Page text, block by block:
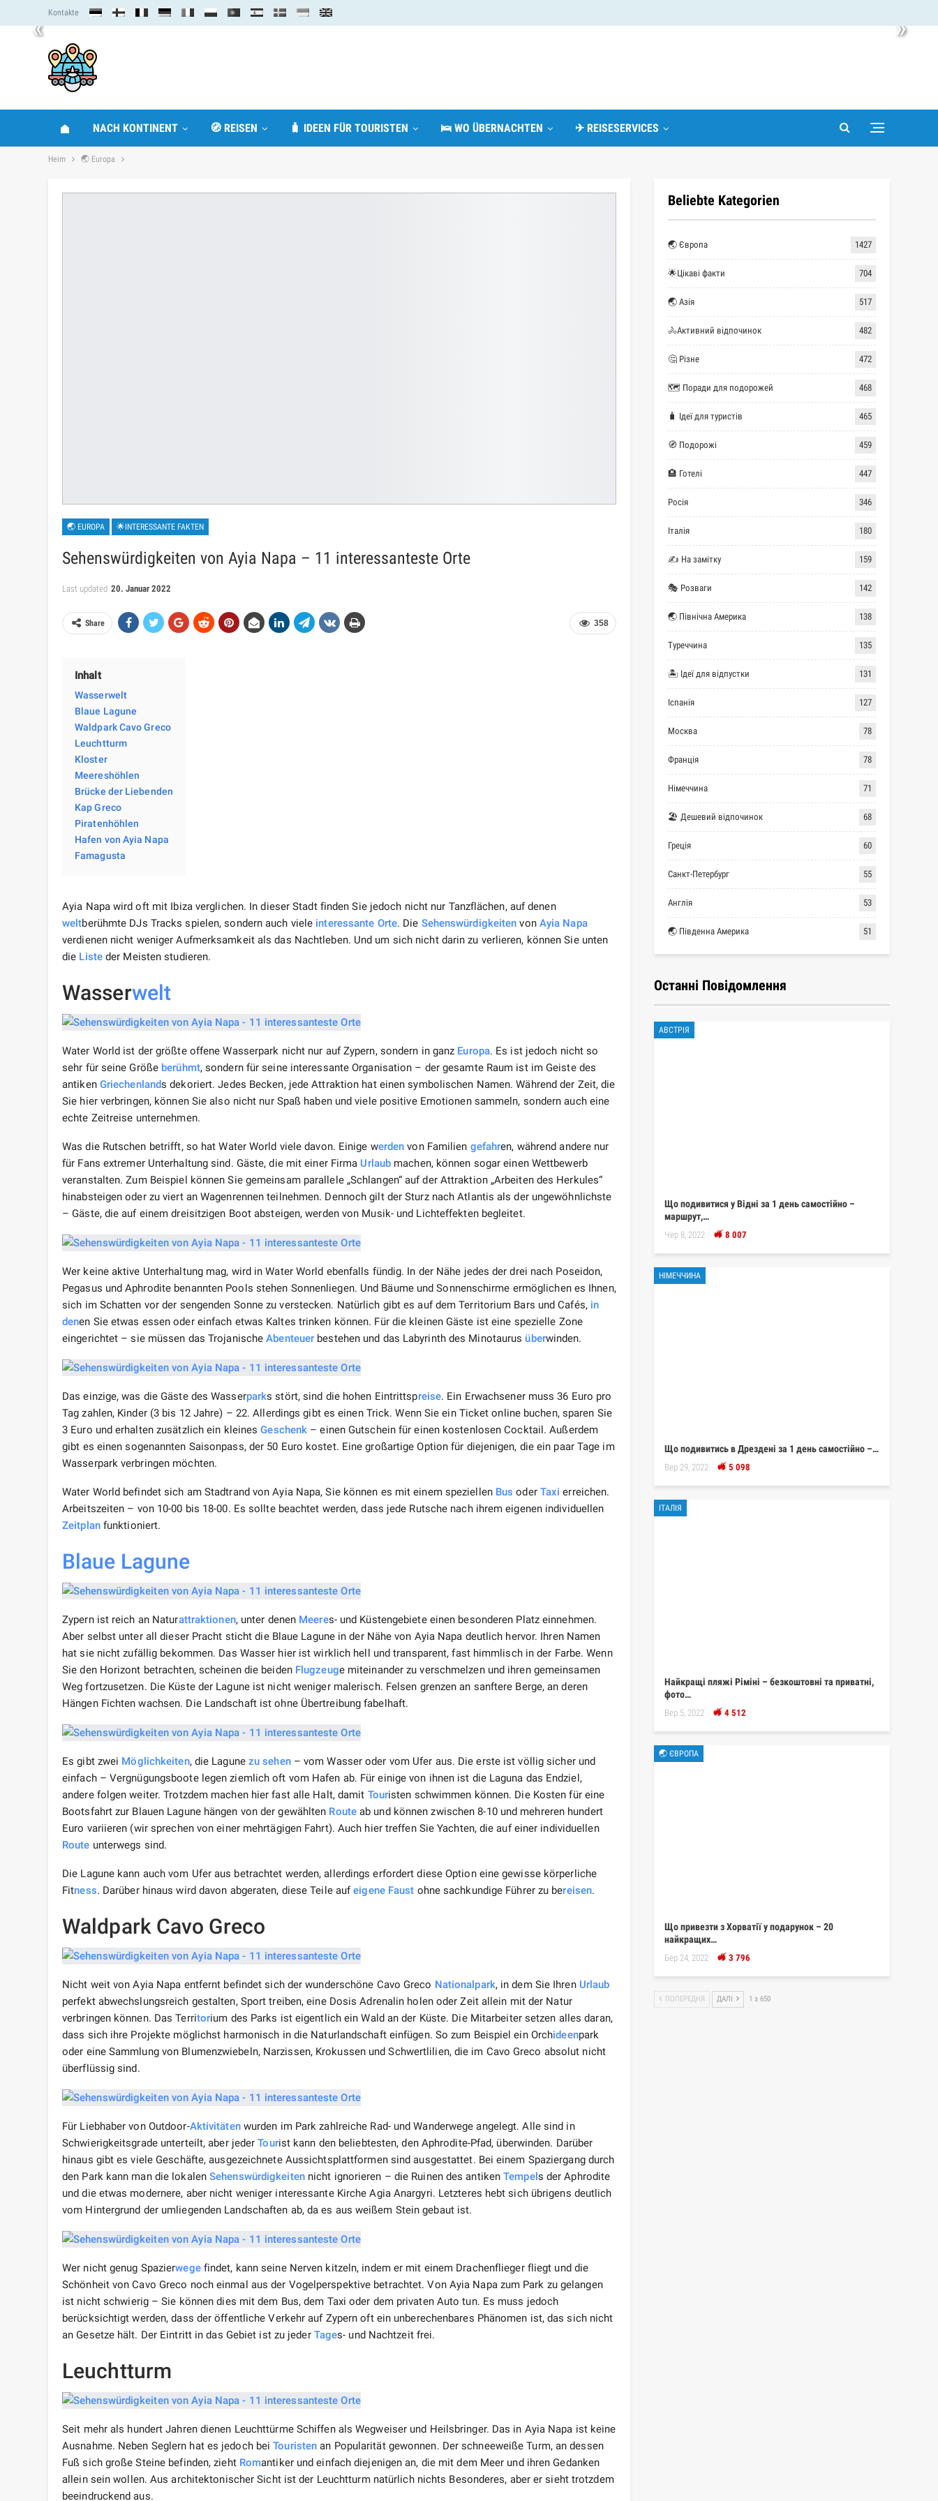
« »
Kontakte
NACH KONTINENT 🧭 REISEN 🧳 IDEEN FÜR TOURISTEN 🛌 WO ÜBERNACHTEN ✈ REISESERVICES
Heim 🌏 Europa
🌏 EUROPA 🌟INTERESSANTE FAKTEN
Sehenswürdigkeiten von Ayia Napa – 11 interessanteste Orte
Last updated 20. Januar 2022
358
Share
Inhalt
Wasserwelt
Blaue Lagune
Waldpark Cavo Greco
Leuchtturm
Kloster
Meereshöhlen
Brücke der Liebenden
Kap Greco
Piratenhöhlen
Hafen von Ayia Napa
Famagusta
Ayia Napa wird oft mit Ibiza verglichen. In dieser Stadt finden Sie jedoch nicht nur Tanzflächen, auf denen
weltberühmte DJs Tracks spielen, sondern auch viele interessante Orte. Die Sehenswürdigkeiten von Ayia Napa
verdienen nicht weniger Aufmerksamkeit als das Nachtleben. Und um sich nicht darin zu verlieren, können Sie unten
die Listeder Meisten studieren.
Wasserwelt
Water World ist der größte offene Wasserpark nicht nur auf Zypern, sondern in ganz Europa. Es ist jedoch nicht so
sehr für seine Größe berühmt, sondern für seine interessante Organisation – der gesamte Raum ist im Geiste des
antiken Griechenlands dekoriert. Jedes Becken, jede Attraktion hat einen symbolischen Namen. Während der Zeit, die
Sie hier verbringen, können Sie also nicht nur Spaß haben und viele positive Emotionen sammeln, sondern auch eine
echte Zeitreise unternehmen.
Was die Rutschen betrifft, so hat Water World viele davon. Einige werden von Familien gefahren, während andere nur
für Fans extremer Unterhaltung sind. Gäste, die mit einer Firma Urlaub machen, können sogar einen Wettbewerb
veranstalten. Zum Beispiel können Sie gemeinsam parallele „Schlangen“ auf der Attraktion „Arbeiten des Herkules“
hinabsteigen oder zu viert an Wagenrennen teilnehmen. Dennoch gilt der Sturz nach Atlantis als der ungewöhnlichste
– Gäste, die auf einem dreisitzigen Boot absteigen, werden von Musik- und Lichteffekten begleitet.
Wer keine aktive Unterhaltung mag, wird in Water World ebenfalls fündig. In der Nähe jedes der drei nach Poseidon,
Pegasus und Aphrodite benannten Pools stehen Sonnenliegen. Und Bäume und Sonnenschirme ermöglichen es Ihnen,
sich im Schatten vor der sengenden Sonne zu verstecken. Natürlich gibt es auf dem Territorium Bars und Cafés, in
denen Sie etwas essen oder einfach etwas Kaltes trinken können. Für die kleinen Gäste ist eine spezielle Zone
eingerichtet – sie müssen das TrojanischeAbenteuer bestehen und das Labyrinth des Minotaurusüberwinden.
Das einzige, was die Gäste des Wasserparks stört, sind die hohen Eintrittspreise. Ein Erwachsener muss 36 Euro pro
Tag zahlen, Kinder (3 bis 12 Jahre) – 22. Allerdings gibt es einen Trick. Wenn Sie ein Ticket online buchen, sparen Sie
3 Euro und erhalten zusätzlich ein kleinesGeschenk – einen Gutschein für einen kostenlosen Cocktail. Außerdem
gibt es einen sogenannten Saisonpass, der 50 Euro kostet. Eine großartige Option für diejenigen, die ein paar Tage im
Wasserpark verbringen möchten.
Water World befindet sich am Stadtrand von Ayia Napa, Sie können es mit einem speziellen Bus oder Taxi erreichen.
Arbeitszeiten – von 10-00 bis 18-00. Es sollte beachtet werden, dass jede Rutsche nach ihrem eigenen individuellen
Zeitplanfunktioniert.
Blaue Lagune
Zypern ist reich an Naturattraktionen, unter denen Meeres- und Küstengebiete einen besonderen Platz einnehmen.
Aber selbst unter all dieser Pracht sticht die Blaue Lagune in der Nähe von Ayia Napa deutlich hervor. Ihren Namen
hat sie nicht zufällig bekommen. Das Wasser hier ist wirklich hell und transparent, fast himmlisch in der Farbe. Wenn
Sie den Horizont betrachten, scheinen die beiden Flugzeuge miteinander zu verschmelzen und ihren gemeinsamen
Weg fortzusetzen. Die Küste der Lagune ist nicht weniger malerisch. Felsen grenzen an sanftere Berge, an deren
Hängen Fichten wachsen. Die Landschaft ist ohne Übertreibung fabelhaft.
Es gibt zwei Möglichkeiten, die Lagune zu sehen– vom Wasser oder vom Ufer aus. Die erste ist völlig sicher und
einfach – Vergnügungsboote legen ziemlich oft vom Hafen ab. Für einige von ihnen ist die Laguna das Endziel,
andere folgen weiter. Trotzdem machen hier fast alle Halt, damit Touristen schwimmen können. Die Kosten für eine
Bootsfahrt zur Blauen Lagune hängen von der gewählten Routeab und können zwischen 8-10 und mehreren hundert
Euro variieren (wir sprechen von einer mehrtägigen Fahrt). Auch hier treffen Sie Yachten, die auf einer individuellen
Route unterwegs sind.
Die Lagune kann auch vom Ufer aus betrachtet werden, allerdings erfordert diese Option eine gewisse körperliche
Fitness. Darüber hinaus wird davon abgeraten, diese Teile aufeigene Faust ohne sachkundige Führer zu bereisen.
Waldpark Cavo Greco
Nicht weit von Ayia Napa entfernt befindet sich der wunderschöne Cavo Greco Nationalpark, in dem Sie Ihren Urlaub
perfekt abwechslungsreich gestalten, Sport treiben, eine Dosis Adrenalin holen oder Zeit allein mit der Natur
verbringen können. Das Territorium des Parks ist eigentlich ein Wald an der Küste. Die Mitarbeiter setzen alles daran,
dass sich ihre Projekte möglichst harmonisch in die Naturlandschaft einfügen. So zum Beispiel ein Orchideenpark
oder eine Sammlung von Blumenzwiebeln, Narzissen, Krokussen und Schwertlilien, die im Cavo Greco absolut nicht
überflüssig sind.
Für Liebhaber von Outdoor-Aktivitätenwurden im Park zahlreiche Rad- und Wanderwege angelegt. Alle sind in
Schwierigkeitsgrade unterteilt, aber jederTourist kann den beliebtesten, den Aphrodite-Pfad, überwinden. Darüber
hinaus gibt es viele Geschäfte, ausgezeichnete Aussichtsplattformen sind ausgestattet. Bei einem Spaziergang durch
den Park kann man die lokalenSehenswürdigkeitennicht ignorieren – die Ruinen des antikenTempels der Aphrodite
und die etwas modernere, aber nicht weniger interessante Kirche Agia Anargyri. Letzteres hebt sich übrigens deutlich
vom Hintergrund der umliegenden Landschaften ab, da es aus weißem Stein gebaut ist.
Wer nicht genug Spazierwegefindet, kann seine Nerven kitzeln, indem er mit einem Drachenflieger fliegt und die
Schönheit von Cavo Greco noch einmal aus der Vogelperspektive betrachtet. Von Ayia Napa zum Park zu gelangen
ist nicht schwierig – Sie können dies mit dem Bus, dem Taxi oder dem privaten Auto tun. Es muss jedoch
berücksichtigt werden, dass der öffentliche Verkehr auf Zypern oft ein unberechenbares Phänomen ist, das sich nicht
an Gesetze hält. Der Eintritt in das Gebiet ist zu jeder Tages- und Nachtzeit frei.
Leuchtturm
Seit mehr als hundert Jahren dienen Leuchttürme Schiffen als Wegweiser und Heilsbringer. Das in Ayia Napa ist keine
Ausnahme. Neben Seglern hat es jedoch beiTouristen an Popularität gewonnen. Der schneeweiße Turm, an dessen
Fuß sich große Steine ​​befinden, zieht Romantiker und einfach diejenigen an, die mit dem Meer und ihren Gedanken
allein sein wollen. Aus architektonischer Sicht ist der Leuchtturm natürlich nichts Besonderes, aber er sieht trotzdem
beeindruckend aus.
Beliebte Kategorien
🌏 Європа 1427
🌟Цікаві факти 704
🌏 Азія 517
🚴Активний відпочинок 482
🤔 Різне 472
🗺 Поради для подорожей 468
🧳 Ідеї для туристів 465
🧭 Подорожі 459
🏨 Готелі 447
Росія 346
Італія 180
✍ На замітку 159
🎭 Розваги 142
🌏 Північна Америка 138
Туреччина 135
🏝 Ідеї для відпустки 131
Іспанія 127
Москва 78
Франція 78
Німеччина 71
🏖 Дешевий відпочинок 68
Греція 60
Санкт-Петербург 55
Англія 53
🌏 Південна Америка 51
Останні Повідомлення
АВСТРІЯ
Що подивитися у Відні за 1 день самостійно –
маршрут,…
Чер 8, 2022 8 007
НІМЕЧЧИНА
Що подивитись в Дрездені за 1 день самостійно –…
Вер 29, 2022 5 098
ІТАЛІЯ
Найкращі пляжі Ріміні – безкоштовні та приватні,
фото…
Вер 5, 2022 4 512
🌏 ЄВРОПА
Що привезти з Хорватії у подарунок – 20
найкращих…
Бер 24, 2022 3 796
ПОПЕРЕДНЯ ДАЛІ 1 з 650